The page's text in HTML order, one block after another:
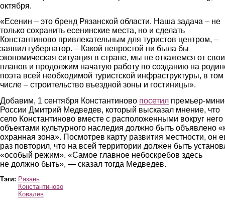
октября.
«Есенин – это бренд Рязанской области. Наша задача – не
только сохранить есенинские места, но и сделать
Константиново привлекательным для туристов центром, –
заявил губернатор. – Какой непростой ни была бы
экономическая ситуация в стране, мы не откажемся от
планов и продолжим начатую работу по созданию на
поэта всей необходимой туристской инфраструктуры, в том
числе – строительство въездной зоны и гостиницы».
Добавим, 1 сентября Константиново посетил премьер-
России Дмитрий Медведев, который высказал мнение, что
село Константиново вместе с расположенными вокруг него
объектами культурного наследия должно быть объявлено
охранная зона». Посмотрев карту развития местности, он
раз повторил, что на всей территории должен быть
«особый режим». «Самое главное небоскребов здесь
не должно быть», — сказал тогда Медведев.
Тэги: Рязань
Константиново
Ковалев